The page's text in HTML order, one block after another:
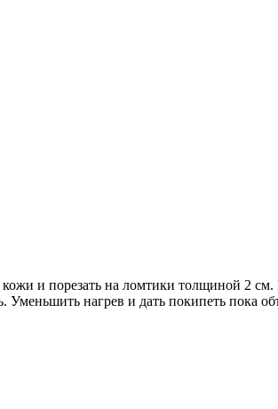
и порезать на ломтики толщиной 2 см.
Уменьшить нагрев и дать покипеть пока